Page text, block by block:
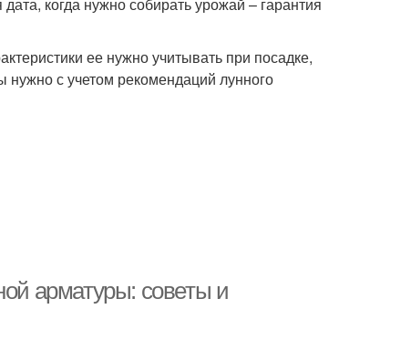
ее нужно учитывать при посадке,
с учетом рекомендаций лунного
арматуры: советы и